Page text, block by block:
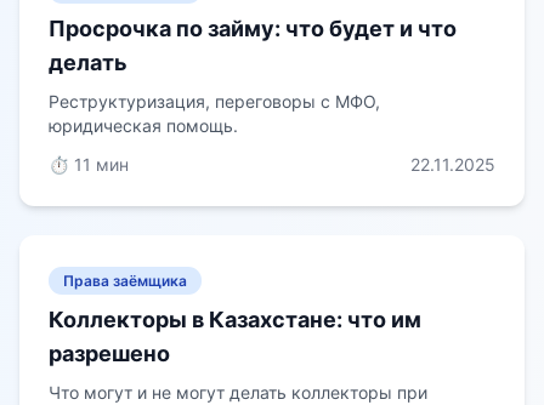
Просрочка по займу: что будет и что
делать
Реструктуризация, переговоры с МФО,
юридическая помощь.
⏱️ 11 мин
22.11.2025
Права заёмщика
Коллекторы в Казахстане: что им
разрешено
Что могут и не могут делать коллекторы при